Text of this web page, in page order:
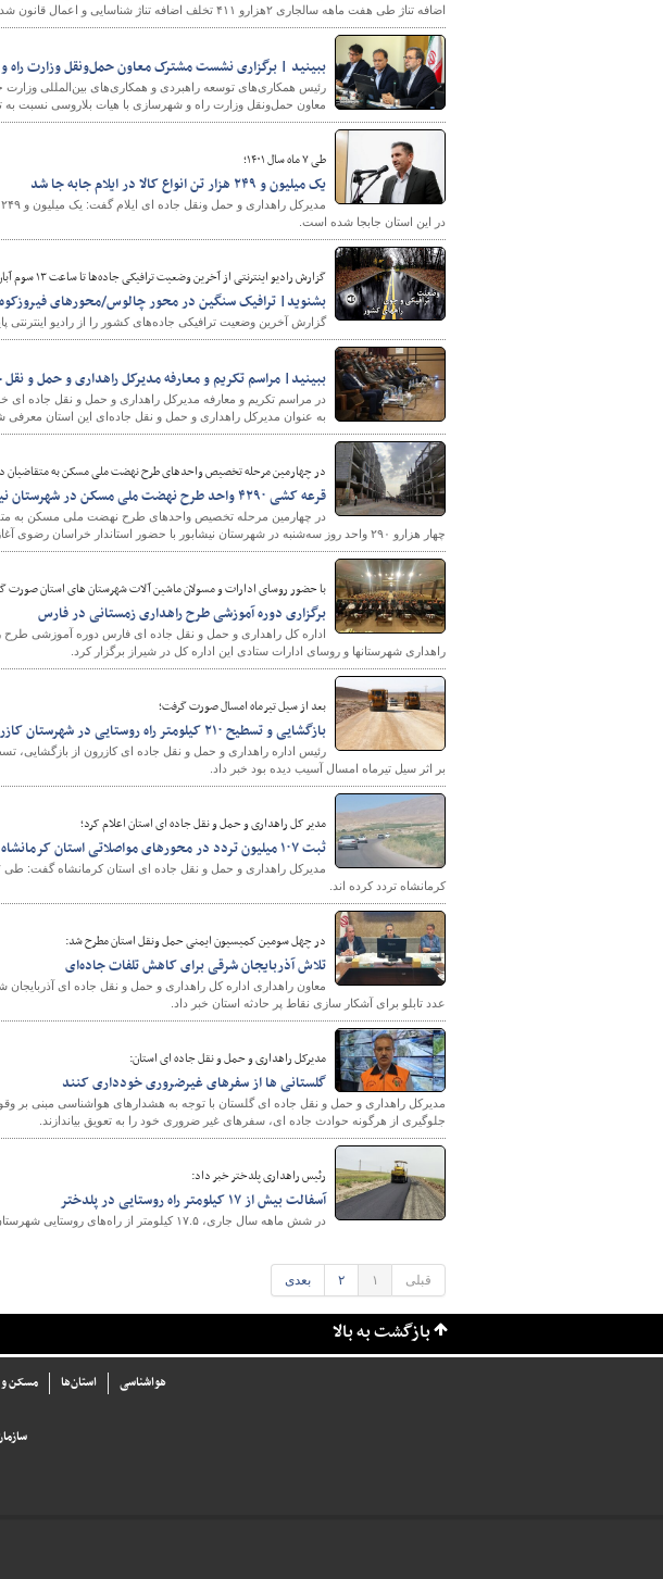
اضافه تناژ طی هفت ماهه سالجاری ۲هزارو ۴۱۱ تخلف اضافه تناژ شناسایی و اعمال قانون شده است .
ببینید | برگزاری نشست مشترک معاون حمل‌ونقل وزارت راه
رئیس همکاری‌های توسعه راهبردی و همکاری‌های بین‌المللی
معاون حمل‌ونقل وزارت راه و شهرسازی با هیات بلاروسی نسبت به
طی ۷ ماه سال ۱۴۰۱؛
یک میلیون و ۲۴۹ هزار تن انواع کالا در ایلام جابه جا شد
در این استان جابجا شده است.
گزارش رادیو اینترنتی از آخرین وضعیت ترافیکی جاده‌ها تا ساعت ۱۳ سوم آبان؛
بشنوید| ترافیک سنگین در محور چالوس/محورهای فیروزکوه
گزارش آخرین وضعیت ترافیکی جاده‌های کشور را از رادیو اینترنتی
ببینید| مراسم تکریم و معارفه مدیرکل راهداری و حمل و
در مراسم تکریم و معارفه مدیرکل راهداری و حمل و نقل جاده
به عنوان مدیرکل راهداری و حمل و نقل جاده‌ای این استان معرفی
در چهارمین مرحله تخصیص واحدهای طرح نهضت ملی مسکن به متقاضیان
قرعه کشی ۴۲۹۰ واحد طرح نهضت ملی مسکن در شهرستان نیشابور با حضور استاندارآغاز شد
در چهارمین مرحله تخصیص واحدهای طرح نهضت ملی مسکن به
چهار هزارو ۲۹۰ واحد روز سه‌شنبه در شهرستان نیشابور با حضور استاندار خراسان رضوی آغاز شد.
با حضور روسای ادارات و مسولان ماشین آلات شهرستان های استان صورت
برگزاری دوره آموزشی طرح راهداری زمستانی در فارس
اداره کل راهداری و حمل و نقل جاده ای فارس دوره آموزشی طرح
راهداری شهرستانها و روسای ادارات ستادی این اداره کل در شیراز برگزار کرد.
بعد از سیل تیرماه امسال صورت گرفت؛
بازگشایی و تسطیح ۲۱۰ کیلومتر راه روستایی در شهرستان کازرون
بر اثر سیل تیرماه امسال آسیب دیده بود خبر داد.
مدیر کل راهداری و حمل و نقل جاده ای استان اعلام کرد؛
ثبت ۱۰۷ میلیون تردد در محورهای مواصلاتی استان کرمانشاه
کرمانشاه تردد کرده اند.
در چهل سومین کمیسیون ایمنی حمل ونقل استان مطرح شد:
تلاش آذربایجان شرقی برای کاهش تلفات جاده‌ای
معاون راهداری اداره کل راهداری و حمل و نقل جاده ای
عدد تابلو برای آشکار سازی نقاط پر حادثه استان خبر داد.
مدیرکل راهداری و حمل و نقل جاده ای استان:
گلستانی ها از سفرهای غیرضروری خودداری کنند
مدیرکل راهداری و حمل و نقل جاده ای گلستان با توجه به هشدارهای هواشناسی مبنی بر
جلوگیری از هرگونه حوادث جاده ای، سفرهای غیر ضروری خود را به تعویق بیاندازند.
رئیس راهداری پلدختر خبر داد:
آسفالت بیش از ۱۷ کیلومتر راه روستایی در پلدختر
در شش ماهه سال جاری، ۱۷.۵ کیلومتر از راه‌های روستایی شهرستان پلدختر آسفالت شده است.
قبلی ۱ ۲ بعدی
بازگشت به بالا
مسکن استان‌ها
هواشناسی